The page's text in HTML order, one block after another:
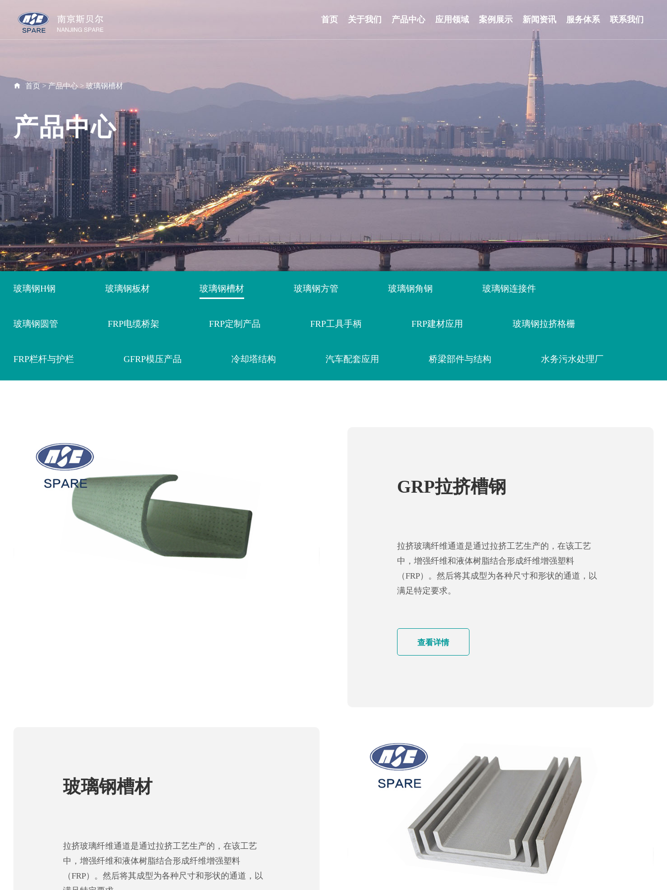
首页 关于我们 产品中心 应用领域 案例展示 新闻资讯 服务体系 联系我们
首页>产品中心> 玻璃钢槽材
产品中心
玻璃钢H钢 玻璃钢板材 玻璃钢槽材 玻璃钢方管 玻璃钢角钢 玻璃钢连接件
玻璃钢圆管 FRP电缆桥架 FRP定制产品 FRP工具手柄 FRP建材应用 玻璃钢拉挤格栅
FRP栏杆与护栏 GFRP模压产品 冷却塔结构 汽车配套应用 桥梁部件与结构 水务污水处理厂
GRP拉挤槽钢
拉挤玻璃纤维通道是通过拉挤工艺生产的，在该工艺
中，增强纤维和液体树脂结合形成纤维增强塑料
（FRP）。然后将其成型为各种尺寸和形状的通道，以
满足特定要求。
查看详情
玻璃钢槽材
拉挤玻璃纤维通道是通过拉挤工艺生产的，在该工艺
中，增强纤维和液体树脂结合形成纤维增强塑料
（FRP）。然后将其成型为各种尺寸和形状的通道，以